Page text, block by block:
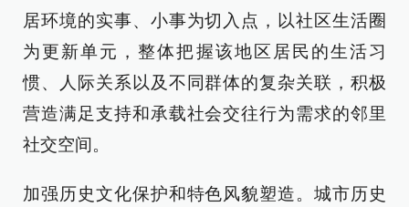
居环境的实事、小事为切入点，以社区生活圈
为更新单元，整体把握该地区居民的生活习
惯、人际关系以及不同群体的复杂关联，积极
营造满足支持和承载社会交往行为需求的邻里
社交空间。
加强历史文化保护和特色风貌塑造。城市历史